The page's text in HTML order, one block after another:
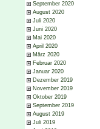
September 2020
August 2020
Juli 2020
Juni 2020
Mai 2020
April 2020
März 2020
Februar 2020
Januar 2020
Dezember 2019
November 2019
Oktober 2019
September 2019
August 2019
Juli 2019